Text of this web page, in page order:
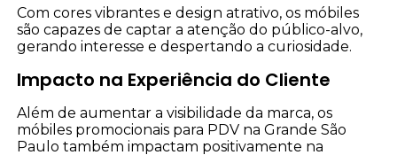
Com cores vibrantes e design atrativo, os móbiles
são capazes de captar a atenção do público-alvo,
gerando interesse e despertando a curiosidade.
Impacto na Experiência do Cliente
Além de aumentar a visibilidade da marca, os
móbiles promocionais para PDV na Grande São
Paulo também impactam positivamente na